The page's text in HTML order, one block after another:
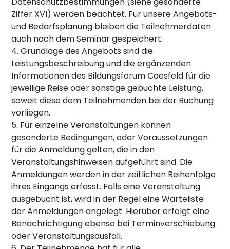
Ziffer XVI) werden beachtet. Für unsere Angebots-
und Bedarfsplanung bleiben die Teilnehmerdaten
auch nach dem Seminar gespeichert.
4. Grundlage des Angebots sind die
Leistungsbeschreibung und die ergänzenden
Informationen des Bildungsforum Coesfeld für die
jeweilige Reise oder sonstige gebuchte Leistung,
soweit diese dem Teilnehmenden bei der Buchung
vorliegen.
5. Für einzelne Veranstaltungen können
gesonderte Bedingungen, oder Voraussetzungen
für die Anmeldung gelten, die in den
Veranstaltungshinweisen aufgeführt sind. Die
Anmeldungen werden in der zeitlichen Reihenfolge
ihres Eingangs erfasst. Falls eine Veranstaltung
ausgebucht ist, wird in der Regel eine Warteliste
der Anmeldungen angelegt. Hierüber erfolgt eine
Benachrichtigung ebenso bei Terminverschiebung
oder Veranstaltungsausfall.